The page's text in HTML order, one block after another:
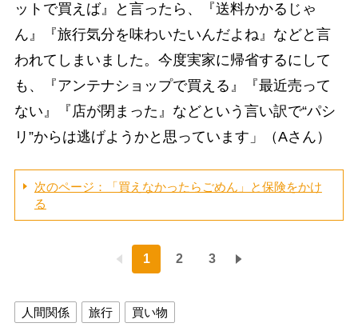
ットで買えば』と言ったら、『送料かかるじゃ
ん』『旅行気分を味わいたいんだよね』などと言
われてしまいました。今度実家に帰省するにして
も、『アンテナショップで買える』『最近売って
ない』『店が閉まった』などという言い訳で“パシ
リ”からは逃げようかと思っています」（Aさん）
次のページ：「買えなかったらごめん」と保険をかけ
る
1 2 3
人間関係 旅行 買い物